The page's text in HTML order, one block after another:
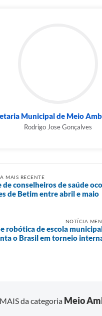
Municipal de Meio
Rodrigo Jose Gonçalves
MAIS RECENTE
de conselheiros de saúde
de Betim entre abril e maio
NOTÍCIA
robótica de escola
o Brasil em torneio
da categoria Meio